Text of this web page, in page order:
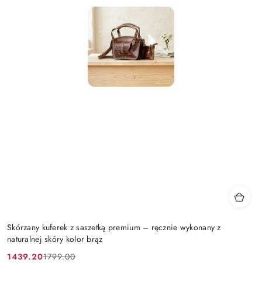
Skórzany kuferek z saszetką premium – ręcznie wykonany z
naturalnej skóry kolor brąz
Cena
1439.20
Cena
1799.00